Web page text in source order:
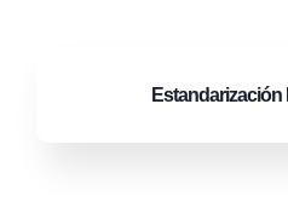
Estandarización